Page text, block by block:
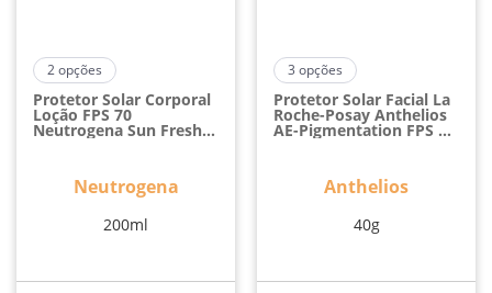
2opções
Protetor Solar Corporal
Loção FPS 70
Neutrogena Sun Fresh
Neutrogena
200ml
3 opções
Protetor Solar Facial La
Roche-Posay Anthelios
AE-Pigmentation FPS 50
Anti-Idade Pele Clara
Anthelios
40g